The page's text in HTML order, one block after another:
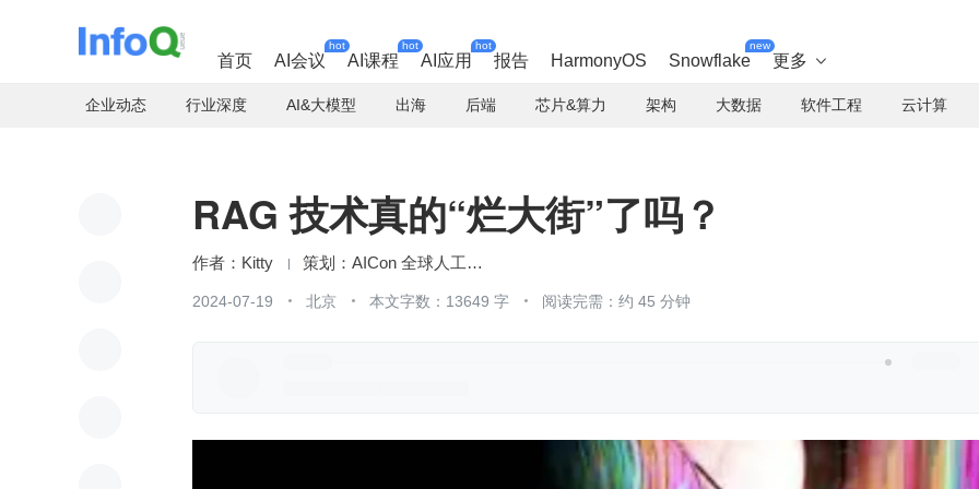
首页 AI会议
hot
AI课程
hot
AI应用
hot
报告 HarmonyOS Snowflake
new
更多 
企业动态 行业深度 AI&大模型 出海 后端 芯片&算力 架构 大数据 软件工程 云计算
RAG 技术真的“烂大街”了吗？
Kitty AICon 全球人工智能开发与应用大会
2024-07-19 北京 本文字数：13649 字 阅读完需：约 45 分钟